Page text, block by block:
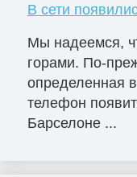
В сети
Мы надеемся,
горами. По-
определенная
телефон
Барселоне ...